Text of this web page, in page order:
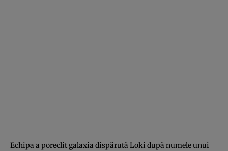
Echipa a poreclit galaxia dispărută Loki după numele unui